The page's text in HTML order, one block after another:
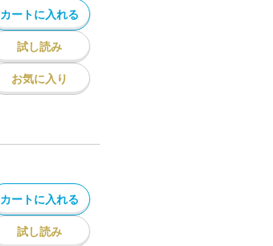
カートに入れる
試し読み
お気に入り
カートに入れる
試し読み